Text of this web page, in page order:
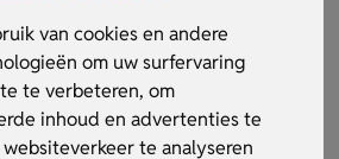
van cookies en andere
om uw surfervaring
te verbeteren, om
inhoud en advertenties te
te analyseren